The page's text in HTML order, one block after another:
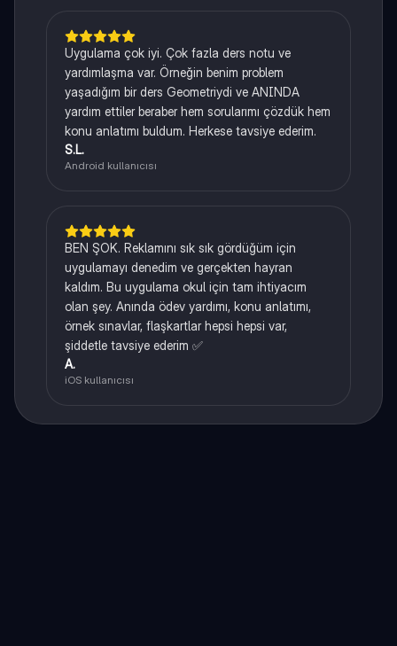
Uygulama çok iyi. Çok fazla ders notu ve
yardımlaşma var. Örneğin benim problem
yaşadığım bir ders Geometriydi ve ANINDA
yardım ettiler beraber hem sorularımı çözdük hem
konu anlatımı buldum. Herkese tavsiye ederim.
S.L.
Android kullanıcısı
BEN ŞOK. Reklamını sık sık gördüğüm için
uygulamayı denedim ve gerçekten hayran
kaldım. Bu uygulama okul için tam ihtiyacım
olan şey. Anında ödev yardımı, konu anlatımı,
örnek sınavlar, flaşkartlar hepsi hepsi var,
şiddetle tavsiye ederim ✅
A.
iOS kullanıcısı